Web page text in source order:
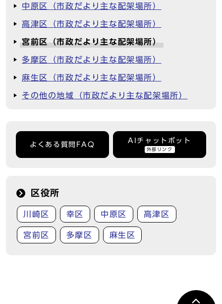
中原区（市政だより主な配架場所）
高津区（市政だより主な配架場所）
宮前区（市政だより主な配架場所）
多摩区（市政だより主な配架場所）
麻生区（市政だより主な配架場所）
その他の地域（市政だより主な配架場所）
よくある質問FAQ
AIチャットボット
外部リンク
区役所
川崎区 幸区 中原区 高津区
宮前区 多摩区 麻生区